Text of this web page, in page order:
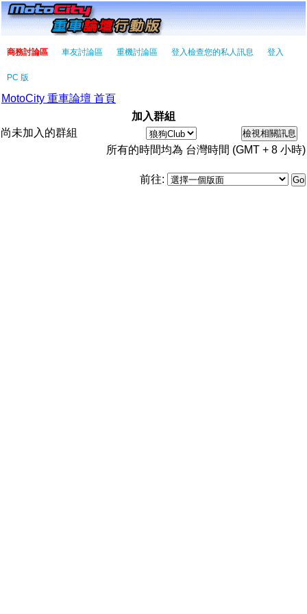
商務討論區 車友討論區 重機討論區 登入檢查您的私人訊息 登入
PC 版
MotoCity 重車論壇 首頁
加入群組
尚未加入的群組
所有的時間均為 台灣時間 (GMT + 8 小時)
前往: